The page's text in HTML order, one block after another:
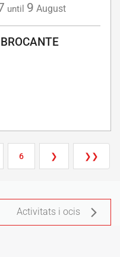
until 9 August
6 ❯ ❯❯
Activitats i ocis